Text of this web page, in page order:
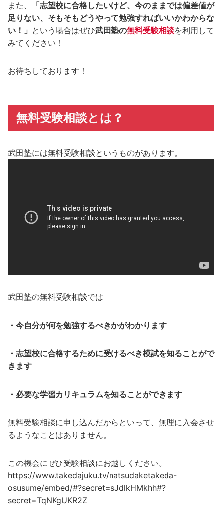
また、
「志望校に合格したいけど、今のままでは偏差値が
足りない、そもそもどうやって勉強すればいいかわからな
い！」 という場合はぜひ武田塾の無料受験相談を利用して
みてください！
お待ちしております！
無料受験相談とは？
武田塾には無料受験相談というものがあります。
武田塾の無料受験相談では
・今自分が何を勉強するべきかがわかります
・志望校に合格するために受けるべき模試を知ることがで
きます
・必要な学習カリキュラムを知ることができます
無料受験相談に申し込んだからといって、無理に入会させ
るようなことはありません。
この機会にぜひ受験相談にお越しください。
https://www.takedajuku.tv/natsudaketakeda-
osusume/embed/#?secret=sJdlkHMkhh#?
secret=TqNKgUKR2Z